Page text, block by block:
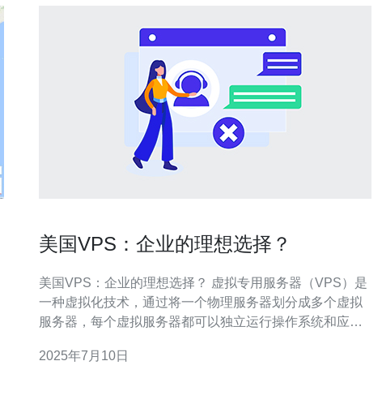
美国VPS：企业的理想选择？
美国VPS：企业的理想选择？ 虚拟专用服务器（VPS）是
一种虚拟化技术，通过将一个物理服务器划分成多个虚拟
服务器，每个虚拟服务器都可以独立运行操作系统和应用
更灵活。 美国VPS在全球范围内享有很高的声誉，主要原
2025年7月10日